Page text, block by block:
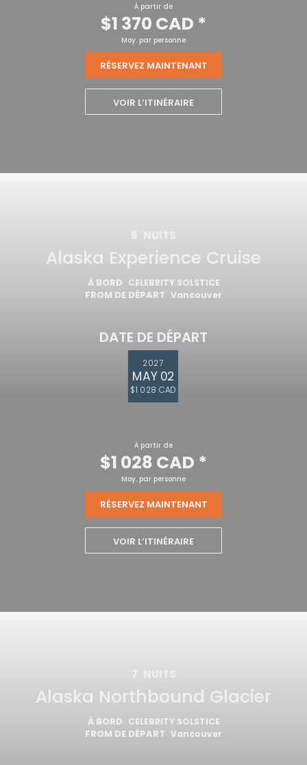
À partir de
$1 370 CAD *
Moy. par personne
RÉSERVEZ MAINTENANT
VOIR L’ITINÉRAIRE
5 NUITS
Alaska Experience Cruise
À BORD CELEBRITY SOLSTICE
FROM DE DÉPART Vancouver
DATE DE DÉPART
2027
MAY 02
$1 028 CAD
À partir de
$1 028 CAD *
Moy. par personne
RÉSERVEZ MAINTENANT
VOIR L’ITINÉRAIRE
Alaska Northbound Glacier
À BORD CELEBRITY SOLSTICE
FROM DE DÉPART Vancouver